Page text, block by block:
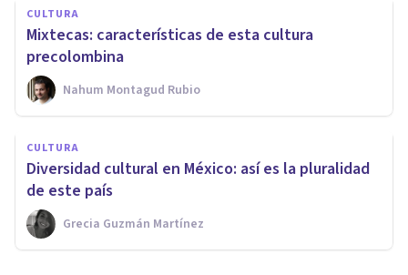
CULTURA
Mixtecas: características de esta cultura
precolombina
Nahum Montagud Rubio
CULTURA
Diversidad cultural en México: así es la pluralidad
de este país
Grecia Guzmán Martínez